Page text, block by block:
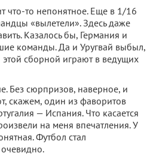
что-то непонятное. Еще в 1/16
«вылетели». Здесь даже
Казалось бы, Германия и
команды. Да и Уругвай выбыл,
сборной играют в ведущих
Без сюрпризов, наверное, и
скажем, один из фаворитов
— Испания. Что касается
на меня впечатления. У
Футбол стал